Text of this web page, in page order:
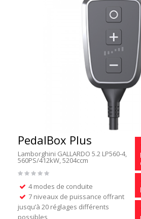
PedalBox Plus
Lamborghini GALLARDO 5.2 LP560-4,
560PS/412kW, 5204ccm
4 modes de conduite
7 niveaux de puissance offrant
jusqu’à 20 réglages différents
possibles